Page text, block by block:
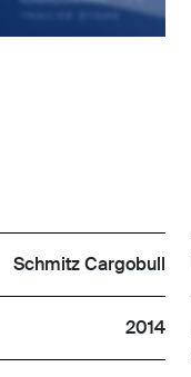
Schmitz Cargobull
2014